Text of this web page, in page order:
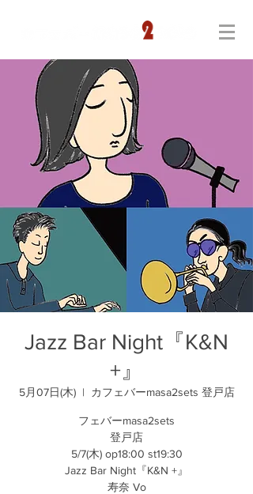
Jazz Bar Night『K&N
+』
5月07日(木)
  |
カフェバーmasa2sets 登戸店
フェバーmasa2sets
登戸店
5/7(木) op18:00 st19:30
Jazz Bar Night『K&N +』
寿奈 Vo